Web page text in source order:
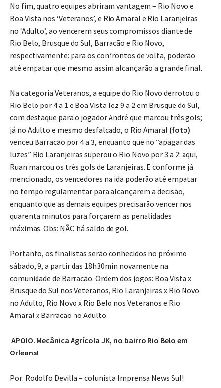
No fim, quatro equipes abriram vantagem – Rio Novo e
Boa Vista nos ‘Veteranos’, e Rio Amaral e Rio Laranjeiras
no ‘Adulto’, ao vencerem seus compromissos diante de
Rio Belo, Brusque do Sul, Barracão e Rio Novo,
respectivamente: para os confrontos de volta, poderão
até empatar que mesmo assim alcançarão a grande final.
Na categoria Veteranos, a equipe do Rio Novo derrotou o
Rio Belo por 4 a 1 e Boa Vista fez 9 a 2 em Brusque do Sul,
com destaque para o jogador André que marcou três gols;
já no Adulto e mesmo desfalcado, o Rio Amaral (foto)
venceu Barracão por 4 a 3, enquanto que no “apagar das
luzes” Rio Laranjeiras superou o Rio Novo por 3 a 2: aqui,
Ruan marcou os três gols de Laranjeiras. E conforme já
mencionado, os vencedores na ida poderão até empatar
no tempo regulamentar para alcançarem a decisão,
enquanto que as demais equipes precisarão vencer nos
quarenta minutos para forçarem as penalidades
máximas. Obs: NÃO há saldo de gol.
Portanto, os finalistas serão conhecidos no próximo
sábado, 9, a partir das 18h30min novamente na
comunidade de Barracão. Ordem dos jogos: Boa Vista x
Brusque do Sul nos Veteranos, Rio Laranjeiras x Rio Novo
no Adulto, Rio Novo x Rio Belo nos Veteranos e Rio
Amaral x Barracão no Adulto.
APOIO. Mecânica Agrícola JK, no bairro Rio Belo em
Orleans!
Por: Rodolfo Devilla – colunista Imprensa News Sul!